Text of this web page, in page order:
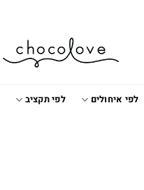
לפי איחולים לפי תקציב